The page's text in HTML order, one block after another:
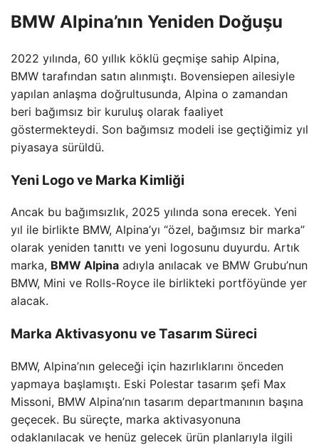
BMW Alpina’nın Yeniden Doğuşu
2022 yılında, 60 yıllık köklü geçmişe sahip Alpina,
BMW tarafından satın alınmıştı. Bovensiepen ailesiyle
yapılan anlaşma doğrultusunda, Alpina o zamandan
beri bağımsız bir kuruluş olarak faaliyet
göstermekteydi. Son bağımsız modeli ise geçtiğimiz yıl
piyasaya sürüldü.
Yeni Logo ve Marka Kimliği
Ancak bu bağımsızlık, 2025 yılında sona erecek. Yeni
yıl ile birlikte BMW, Alpina’yı “özel, bağımsız bir marka”
olarak yeniden tanıttı ve yeni logosunu duyurdu. Artık
marka, BMW Alpina adıyla anılacak ve BMW Grubu’nun
BMW, Mini ve Rolls-Royce ile birlikteki portföyünde yer
alacak.
Marka Aktivasyonu ve Tasarım Süreci
BMW, Alpina’nın geleceği için hazırlıklarını önceden
yapmaya başlamıştı. Eski Polestar tasarım şefi Max
Missoni, BMW Alpina’nın tasarım departmanının başına
geçecek. Bu süreçte, marka aktivasyonuna
odaklanılacak ve henüz gelecek ürün planlarıyla ilgili